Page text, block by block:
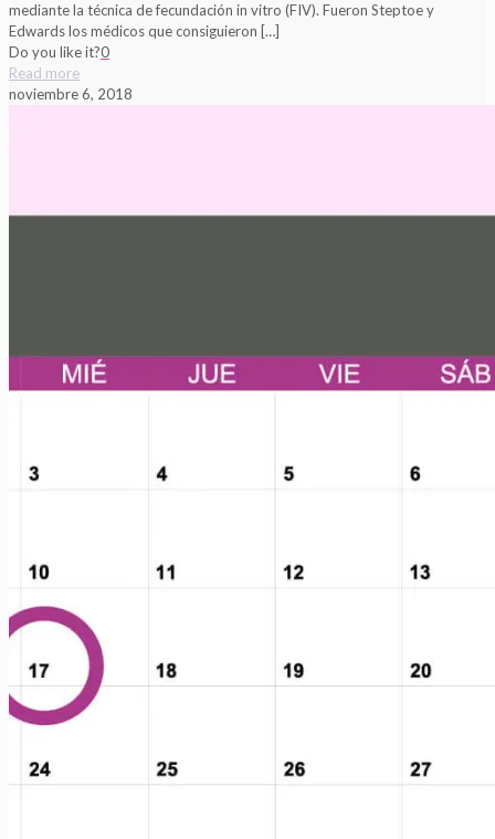
mediante la técnica de fecundación in vitro (FIV). Fueron Steptoe y
Edwards los médicos que consiguieron […]
Do you like it?0
Read more
noviembre 6, 2018